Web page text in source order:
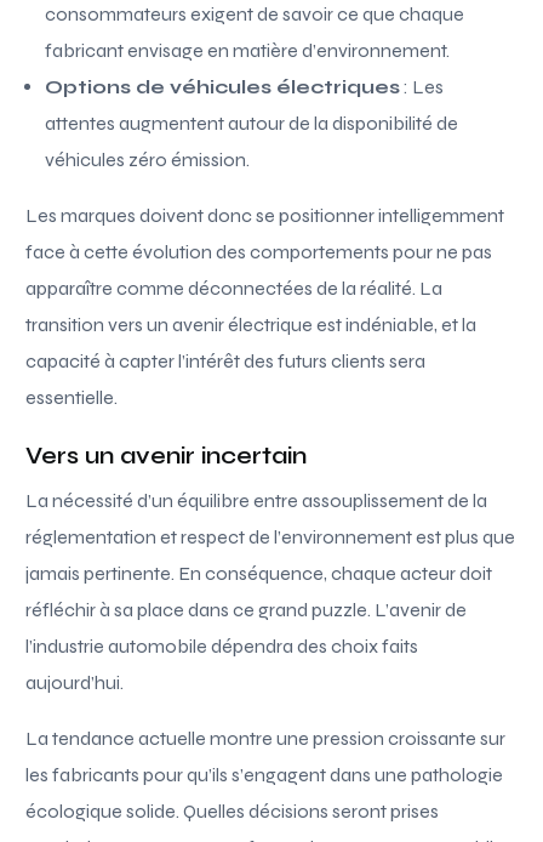
consommateurs exigent de savoir ce que chaque
fabricant envisage en matière d’environnement.
Options de véhicules électriques: Les
attentes augmentent autour de la disponibilité de
véhicules zéro émission.
Les marques doivent donc se positionner intelligemment
face à cette évolution des comportements pour ne pas
apparaître comme déconnectées de la réalité. La
transition vers un avenir électrique est indéniable, et la
capacité à capter l’intérêt des futurs clients sera
essentielle.
Vers un avenir incertain
La nécessité d’un équilibre entre assouplissement de la
réglementation et respect de l’environnement est plus que
jamais pertinente. En conséquence, chaque acteur doit
réfléchir à sa place dans ce grand puzzle. L’avenir de
l’industrie automobile dépendra des choix faits
aujourd’hui.
La tendance actuelle montre une pression croissante sur
les fabricants pour qu’ils s’engagent dans une pathologie
écologique solide. Quelles décisions seront prises